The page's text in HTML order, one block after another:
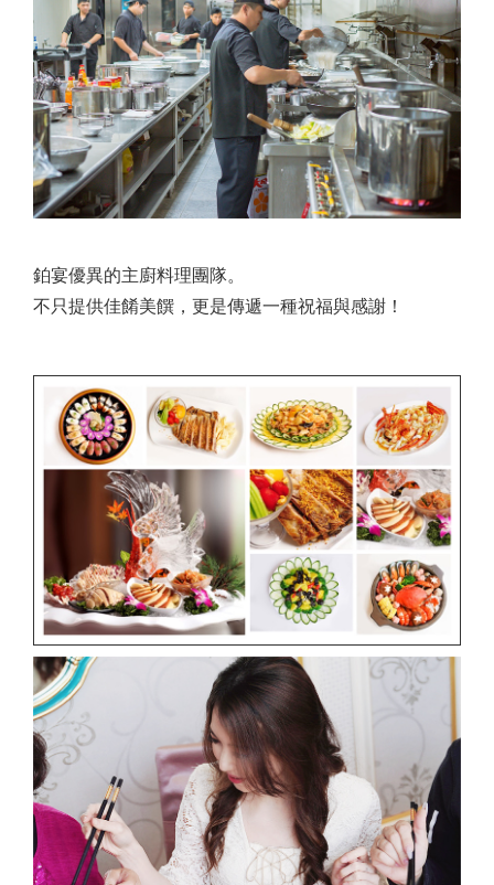
鉑宴優異的主廚料理團隊。
不只提供佳餚美饌，更是傳遞一種祝福與感謝！